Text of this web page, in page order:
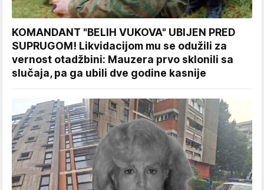
KOMANDANT "BELIH VUKOVA" UBIJEN PRED
SUPRUGOM! Likvidacijom mu se odužili za
vernost otadžbini: Mauzera prvo sklonili sa
slučaja, pa ga ubili dve godine kasnije